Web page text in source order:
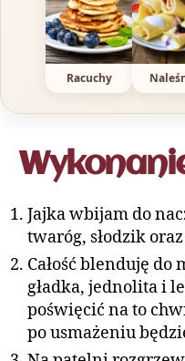
Racuchy
Jajka wbijam do
twaróg, słodzik
Całość blenduję do
gładka, jednolita i
poświęcić na to
po usmażeniu